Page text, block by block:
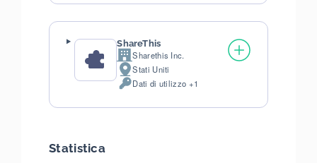
trattati:
ShareThis
Azienda:Sharethis Inc.
Luogo
del
Stati Uniti
Dati
trattati:
Dati di utilizzo +1
Statistica